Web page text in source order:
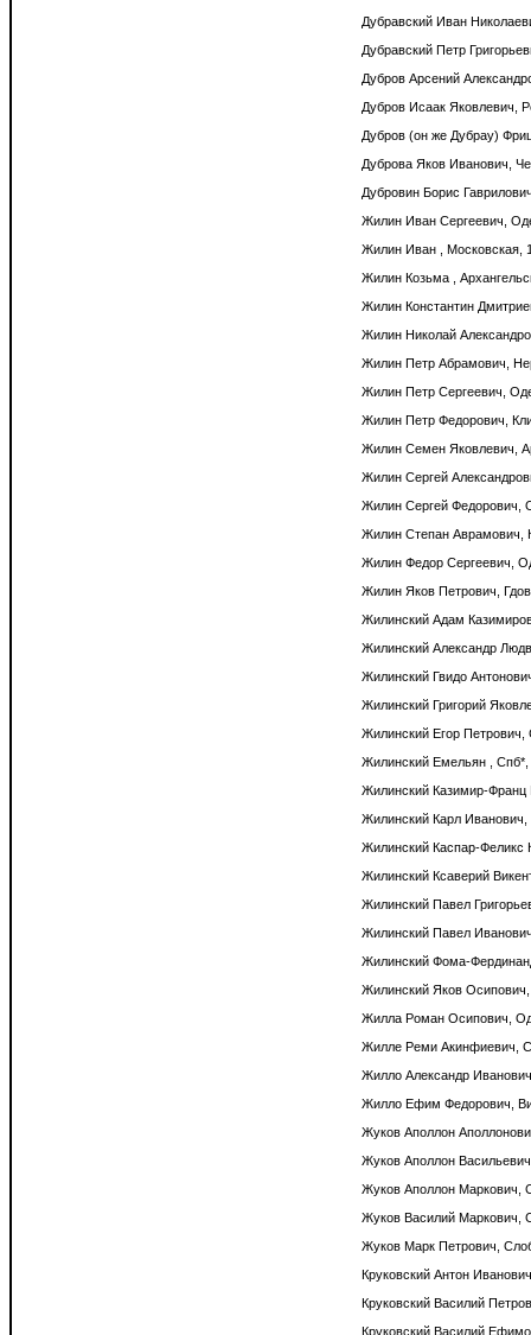
Дубравский Иван
Дубравский Петр
Дубров Арсений
Дубров Исаак Яковлевич,
Дубров (он же Дубрау)
Дуброва Яков Иванович,
Дубровин Борис
Жилин Иван Сергеевич,
Жилин Иван , Московская,
Жилин Козьма ,
Жилин Константин
Жилин Николай
Жилин Петр Абрамович,
Жилин Петр Сергеевич,
Жилин Петр Федорович,
Жилин Семен Яковлевич,
Жилин Сергей
Жилин Сергей Федорович,
Жилин Степан Аврамович,
Жилин Федор Сергеевич,
Жилин Яков Петрович,
Жилинский Адам
Жилинский Александр
Жилинский Гвидо
Жилинский Григорий
Жилинский Егор Петрович,
Жилинский Емельян , Спб*,
Жилинский Казимир-Франц
Жилинский Карл Иванович,
Жилинский Каспар-Феликс
Жилинский Ксаверий
Жилинский Павел
Жилинский Павел
Жилинский Фома-
Жилинский Яков
Жилла Роман Осипович,
Жилле Реми Акинфиевич,
Жилло Александр
Жилло Ефим Федорович,
Жуков Аполлон
Жуков Аполлон
Жуков Аполлон Маркович,
Жуков Василий Маркович,
Жуков Марк Петрович,
Круковский Антон
Круковский Василий
Круковский Василий